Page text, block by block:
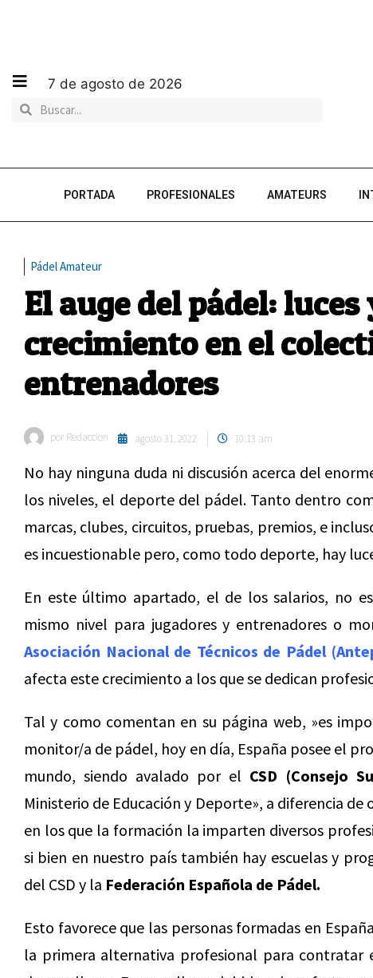
7 de agosto de 2026
PORTADA PROFESIONALES AMATEURS
Pádel Amateur
El auge del pádel:
crecimiento en el
entrenadores
por Redaccion agosto 31, 2022 10:13 am
No hay ninguna duda ni discusión acerca del
los niveles, el deporte del pádel. Tanto dentro
marcas, clubes, circuitos, pruebas, premios, e
es incuestionable pero, como todo deporte, hay
En este último apartado, el de los salarios, no
mismo nivel para jugadores y entrenadores o
Asociación Nacional de Técnicos de Pádel
afecta este crecimiento a los que se dedican
Tal y como comentan en su página web, »es
monitor/a de pádel, hoy en día, España posee el
mundo, siendo avalado por el CSD (Consejo
Ministerio de Educación y Deporte», a diferencia
en los que la formación la imparten diversos
si bien en nuestro país también hay escuelas y
del CSD y la Federación Española de Pádel.
Esto favorece que las personas formadas en
la primera alternativa profesional para contratar